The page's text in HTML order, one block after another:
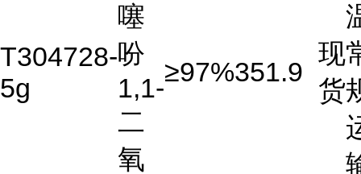
T304728-
5g
噻
吩
1,1-
二
氧
≥97%351.9
现
货